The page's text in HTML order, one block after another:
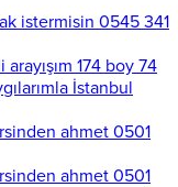
istermisin 0545 341
174 boy 74
İstanbul
ahmet 0501
ahmet 0501